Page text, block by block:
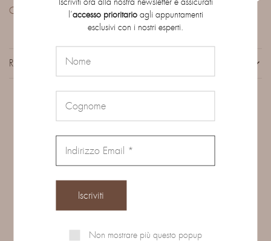
Condividi:
RECENSIONI (0)
Prodotti correlati
l’accesso prioritarioagli appuntamenti
esclusivi con i nostri esperti.
Non mostrare più questo popup